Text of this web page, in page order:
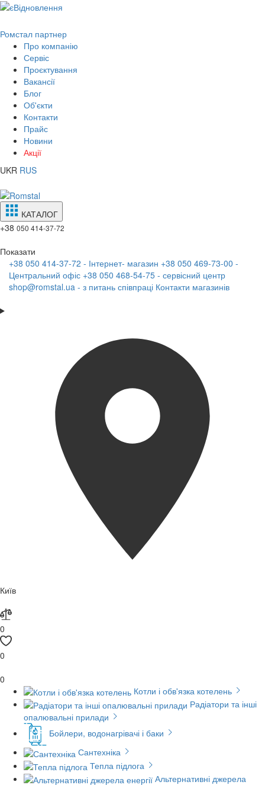
Ромстал партнер
Про компанію
Сервіс
Проєктування
Вакансії
Блог
Об'єкти
Контакти
Прайс
Новини
Акції
UKR RUS
КАТАЛОГ
+38 050 414-37-72
Показати
+38 050 414-37-72 - Інтернет- магазин +38 050 469-73-00 -
Центральний офіс +38 050 468-54-75 - сервісний центр
shop@romstal.ua - з питань співпраці Контакти магазинів
Київ
0
0
0
Котли і обв'язка котелень
Радіатори та інші
опалювальні прилади
Бойлери, водонагрівачі і баки
Сантехніка
Тепла підлога
Альтернативні джерела